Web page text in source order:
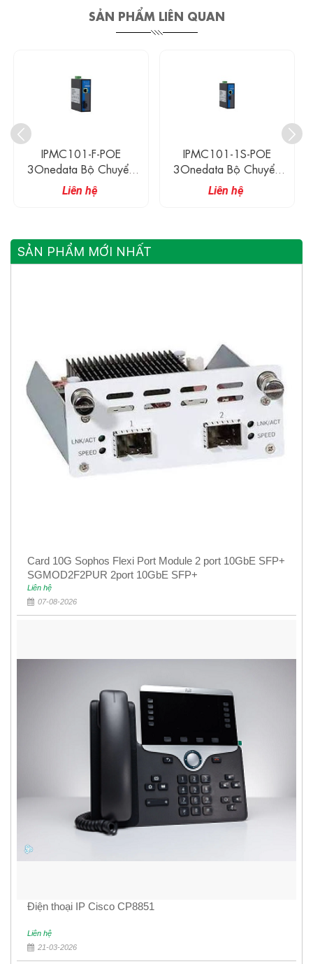
SẢN PHẨM LIÊN QUAN
IPMC101-1S-POE
3Onedata Bộ Chuyển
Đổi Quang Điện Công
Nghiệp Không Quản Lí 1
Liên hệ
IPMC100-1GF-1GPOE
Bộ Chuyển Đổi Quang
Điện Công Nghiệp
Không Quản Lí 1 Cổng
Liên hệ
SẢN PHẨM MỚI NHẤT
Card 10G Sophos Flexi Port Module 2 port 10GbE SFP+
SGMOD2F2PUR 2port 10GbE SFP+
Liên hệ
07-08-2026
Điện thoại IP Cisco CP8851
Liên hệ
21-03-2026